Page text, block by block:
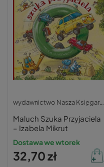
wydawnictwo Nasza Księgarnia
Maluch Szuka Przyjaciela
– Izabela Mikrut
Dostawa we wtorek
32,70 zł